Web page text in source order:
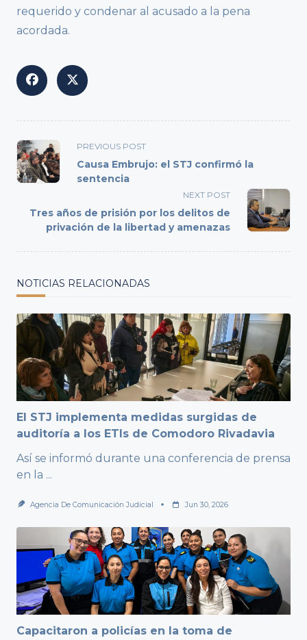
requerido y condenar al acusado a la pena
acordada.
<span
class="nav-
subtitle
reader-
text">Page</span>
PREVIOUS POST
Causa Embrujo: el STJ confirmó la
sentencia
NEXT POST
Tres años de prisión por los delitos de
privación de la libertad y amenazas
NOTICIAS RELACIONADAS
El STJ implementa medidas surgidas de
auditoría a los ETIs de Comodoro Rivadavia
Así se informó durante una conferencia de prensa
en la ...
Agencia De Comunicación Judicial Jun 30, 2026
Capacitaron a policías en la toma de